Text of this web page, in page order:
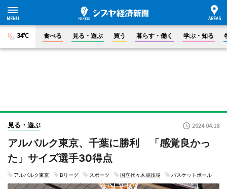
34°C 食べる 見る・遊ぶ 買う 暮らす・働く 学ぶ・知る
見る・遊ぶ 2024.04.18
アルバルク東京、千葉に勝利 「感覚良かっ
た」サイズ選手30得点
アルバルク東京 Bリーグ スポーツ 国立代々木競技場 バスケットボール